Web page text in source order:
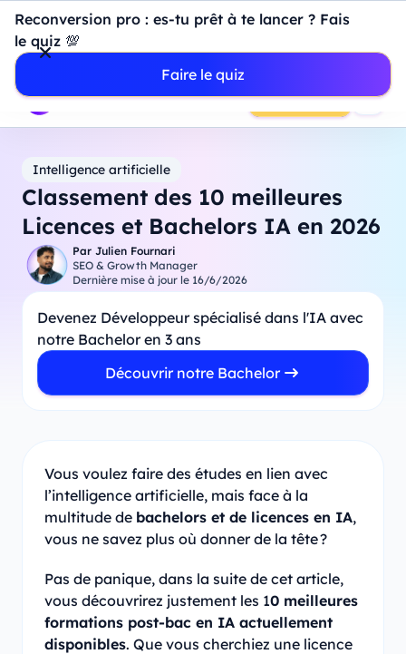
Reconversion pro : es-tu prêt à te lancer ? Fais
le quiz 💯
Faire le quiz
Introduction à Power BI : construisez votre premier
dashboard de A à Z
- Mardi 11 Août
18h00
Professionnels
Étudiants Parents Entreprises
Prendre RDV
Intelligence artificielle
Classement des 10 meilleures
Licences et Bachelors IA en 2026
Par Julien Fournari
SEO & Growth Manager
Dernière mise à jour le 16/6/2026
Devenez Développeur spécialisé dans l'IA avec
notre Bachelor en 3 ans
Découvrir notre Bachelor
Vous voulez faire des études en lien avec
l’intelligence artificielle, mais face à la
multitude de bachelors et de licences en IA,
vous ne savez plus où donner de la tête ?
Pas de panique, dans la suite de cet article,
vous découvrirez justement les 10 meilleures
formations post-bac en IA actuellement
disponibles. Que vous cherchiez une licence